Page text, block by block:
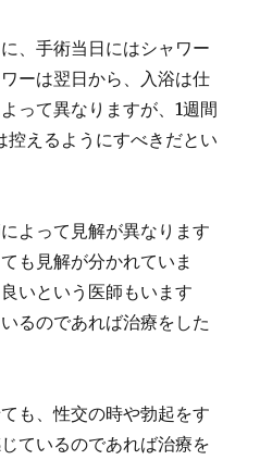
、手術当日にはシャワー
ーは翌日から、入浴は仕
って異なりますが、1週間
控えるようにすべきだとい
よって見解が異なります
も見解が分かれていま
いという医師もいます
るのであれば治療をした
も、性交の時や勃起をす
ているのであれば治療を